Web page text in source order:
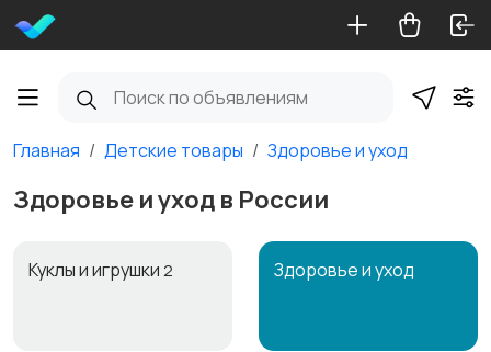
Главная Детские товары Здоровье и уход
Здоровье и уход в России
Куклы и игрушки 2 Здоровье и уход